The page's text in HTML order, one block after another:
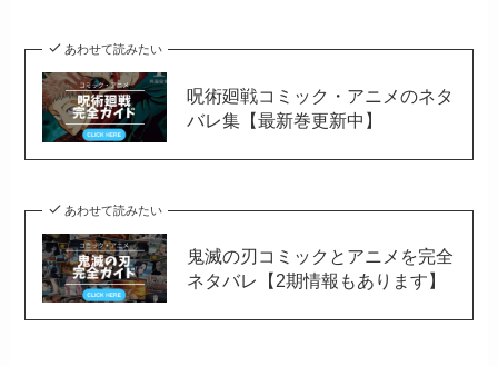
あわせて読みたい
呪術廻戦コミック・アニメのネタ
バレ集【最新巻更新中】
あわせて読みたい
鬼滅の刃コミックとアニメを完全
ネタバレ【2期情報もあります】